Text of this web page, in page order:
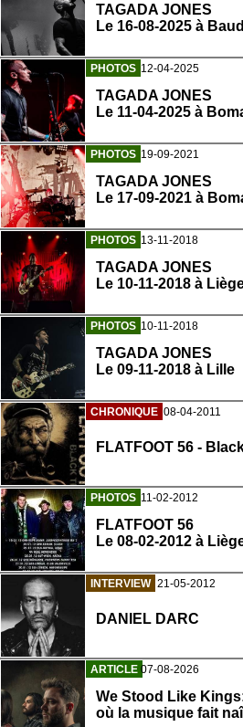
TAGADA JONES
Le 16-08-2025 à
PHOTOS 12-04-2025
TAGADA JONES
Le 11-04-2025 à
PHOTOS 19-09-2021
TAGADA JONES
Le 17-09-2021 à
PHOTOS 13-11-2018
TAGADA JONES
Le 10-11-2018 à
PHOTOS 10-11-2018
TAGADA JONES
Le 09-11-2018 à Lille
CHRONIQUE 08-04-2011
FLATFOOT 56 -
PHOTOS 11-02-2012
FLATFOOT 56
Le 08-02-2012 à
INTERVIEW 21-05-2012
DANIEL DARC
ARTICLE 07-08-2026
We Stood Like
où la musique fait